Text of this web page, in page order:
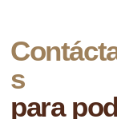
s
para